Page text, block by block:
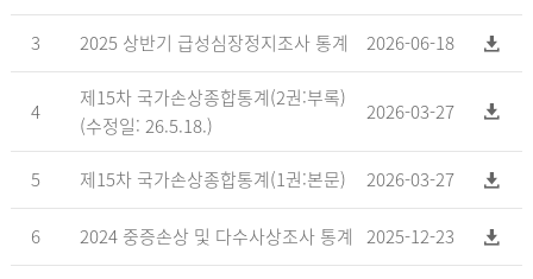
3 2025 상반기 급성심장정지조사 통계 2026-06-18
4
제15차 국가손상종합통계(2권:부록)
(수정일: 26.5.18.)
2026-03-27
5 제15차 국가손상종합통계(1권:본문) 2026-03-27
6 2024 중증손상 및 다수사상조사 통계 2025-12-23